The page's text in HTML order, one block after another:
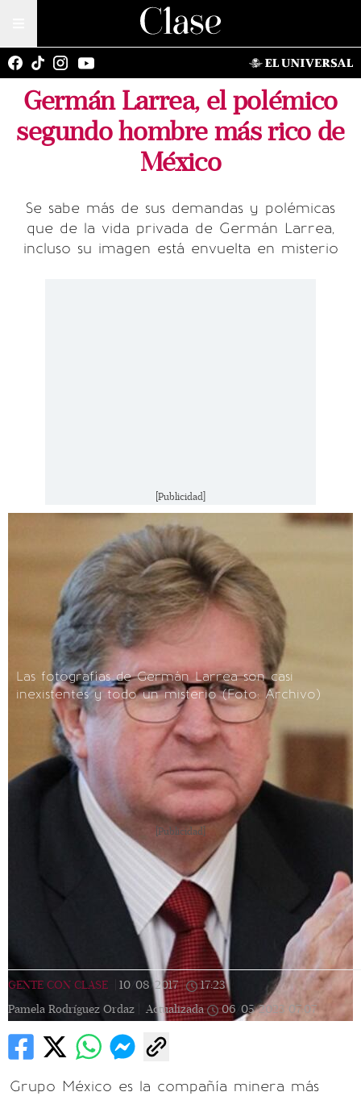
Germán Larrea, el polémico
segundo hombre más rico de
México
Se sabe más de sus demandas y polémicas
que de la vida privada de Germán Larrea,
incluso su imagen está envuelta en misterio
[Publicidad]
Las fotografías de Germán Larrea son casi
inexistentes y todo un misterio(Foto: Archivo)
[Publicidad]
GENTE CON CLASE 10/08/2017 | 17:23 |
Pamela Rodríguez Ordaz |
Actualizada 06/05/2023 07:07
Grupo México es la compañía minera más